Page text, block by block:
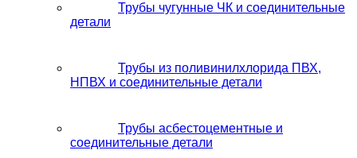
Трубы чугунные ЧК и соединительные
детали
Трубы из поливинилхлорида ПВХ,
НПВХ и соединительные детали
Трубы асбестоцементные и
соединительные детали